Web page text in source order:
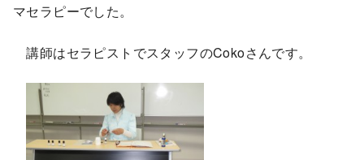
マセラピーでした。
講師はセラピストでスタッフのCokoさんです。